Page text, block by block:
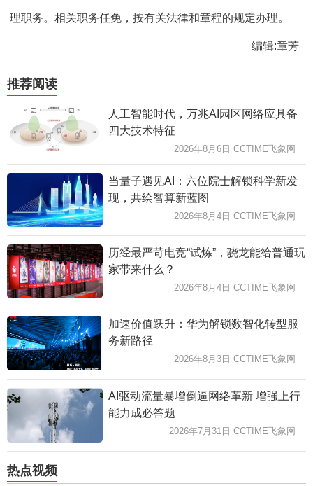
理职务。相关职务任免，按有关法律和章程的规定办理。
编辑:章芳
推荐阅读
人工智能时代，万兆AI园区网络应具备
四大技术特征
2026年8月6日 CCTIME飞象网
当量子遇见AI：六位院士解锁科学新发
现，共绘智算新蓝图
2026年8月4日 CCTIME飞象网
历经最严苛电竞“试炼”，骁龙能给普通玩
家带来什么？
2026年8月4日 CCTIME飞象网
加速价值跃升：华为解锁数智化转型服
务新路径
2026年8月3日 CCTIME飞象网
AI驱动流量暴增倒逼网络革新 增强上行
能力成必答题
2026年7月31日 CCTIME飞象网
热点视频